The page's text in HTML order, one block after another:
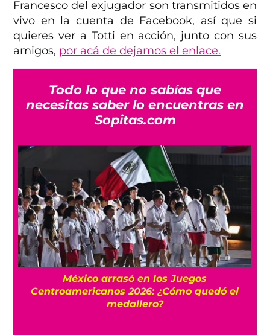
Francesco del exjugador son transmitidos en
vivo en la cuenta de Facebook, así que si
quieres ver a Totti en acción, junto con sus
amigos, por acá de dejamos el enlace.
Todo lo que no sabías que
necesitas saber lo encuentras en
Sopitas.com
México arrasó en los Juegos
Centroamericanos 2026: ¿Cómo quedó el
medallero?